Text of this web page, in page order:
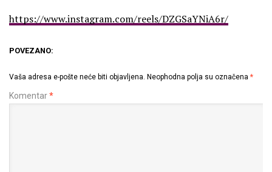
https://www.instagram.com/reels/DZGSaYNiA6r/
POVEZANO:
Vaša adresa e-pošte neće biti objavljena. Neophodna polja su označena *
Komentar*